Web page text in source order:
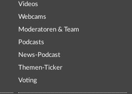
Videos
Webcams
Moderatoren & Team
Podcasts
News-Podcast
Themen-Ticker
Voting